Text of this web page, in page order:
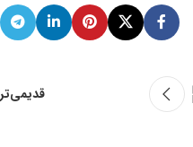
قدیمی‌تر